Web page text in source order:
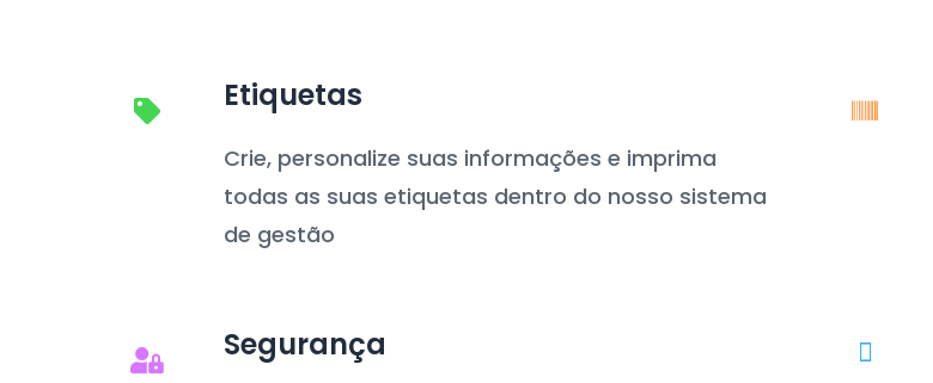
Etiquetas
Crie, personalize suas informações e imprima
todas as suas etiquetas dentro do nosso sistema
de gestão
Segurança